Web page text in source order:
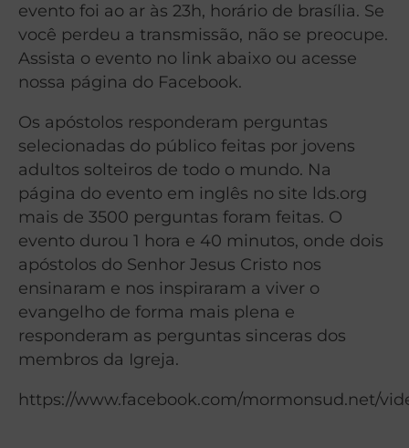
evento foi ao ar às 23h, horário de brasília. Se
você perdeu a transmissão, não se preocupe.
Assista o evento no link abaixo ou acesse
nossa página do Facebook.
Os apóstolos responderam perguntas
selecionadas do público feitas por jovens
adultos solteiros de todo o mundo. Na
página do evento em inglês no site lds.org
mais de 3500 perguntas foram feitas. O
evento durou 1 hora e 40 minutos, onde dois
apóstolos do Senhor Jesus Cristo nos
ensinaram e nos inspiraram a viver o
evangelho de forma mais plena e
responderam as perguntas sinceras dos
membros da Igreja.
https://www.facebook.com/mormonsud.net/